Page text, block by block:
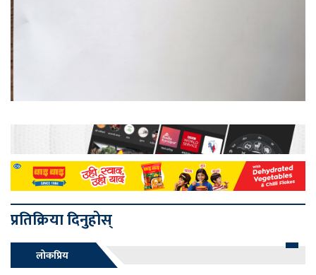
प्रतिक्रिया दिनुहोस्
लोकप्रिय